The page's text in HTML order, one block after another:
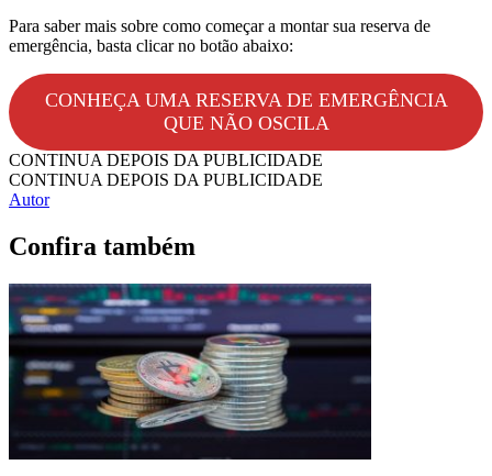
Para saber mais sobre como começar a montar sua reserva de
emergência, basta clicar no botão abaixo:
CONHEÇA UMA RESERVA DE EMERGÊNCIA
QUE NÃO OSCILA
CONTINUA DEPOIS DA PUBLICIDADE
CONTINUA DEPOIS DA PUBLICIDADE
Autor
Confira também